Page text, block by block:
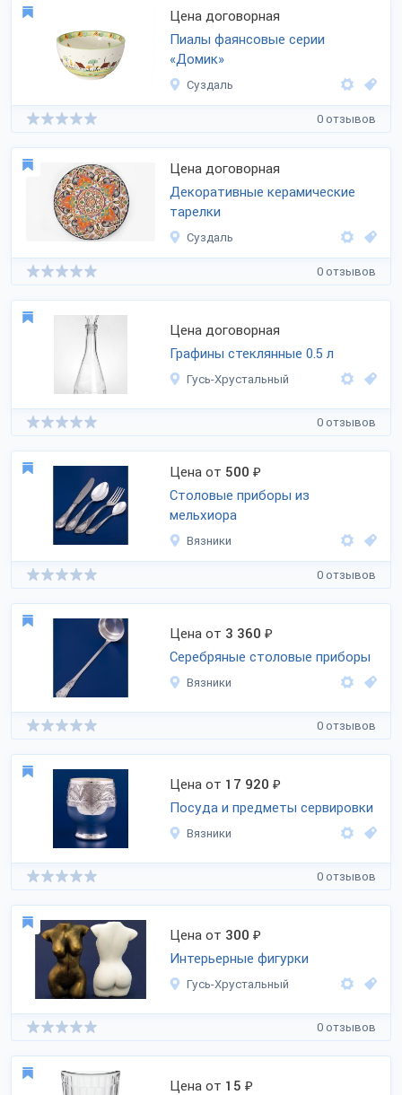
Цена договорная
Пиалы фаянсовые серии
«Домик»
Суздаль
0 отзывов
Цена договорная
Декоративные керамические
тарелки
Суздаль
0 отзывов
Цена договорная
Графины стеклянные 0.5 л
Гусь-Хрустальный
0 отзывов
Цена от 500 ₽
Столовые приборы из
мельхиора
Вязники
0 отзывов
Цена от 3 360 ₽
Серебряные столовые приборы
Вязники
0 отзывов
Цена от 17 920 ₽
Посуда и предметы сервировки
Вязники
0 отзывов
Цена от 300 ₽
Интерьерные фигурки
Гусь-Хрустальный
0 отзывов
Цена от 15 ₽